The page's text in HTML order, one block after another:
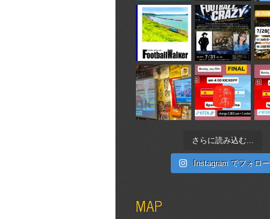
さらに読み込む...
Instagram でフォロー
MAP